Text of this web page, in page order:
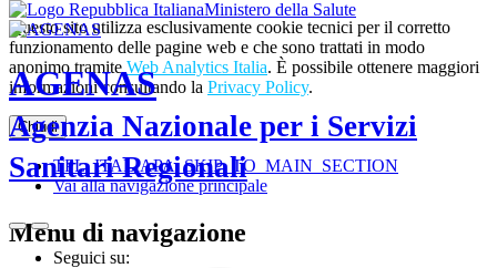
Questo sito utilizza esclusivamente cookie tecnici per il corretto
funzionamento delle pagine web e che sono trattati in modo
anonimo tramite Web Analytics Italia. È possibile ottenere maggiori
informazioni consultando la Privacy Policy.
Chiudi
TPL_ITALIAPA_SKIP_TO_MAIN_SECTION
Vai alla navigazione principale
Ministero della Salute
AGENAS
Agenzia Nazionale per i Servizi
Sanitari Regionali
Seguici su:
Menu di navigazione